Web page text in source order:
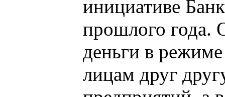
инициативе
прошлого года.
деньги в
лицам друг